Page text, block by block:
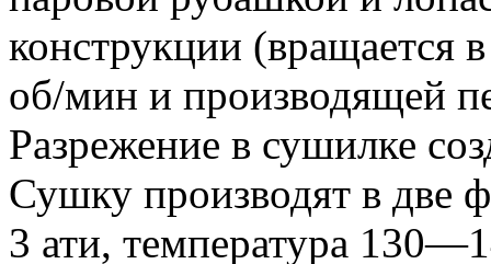
конструкции
об/мин и производящей
Разрежение в сушилке
Сушку производят в две
3 ати, температура